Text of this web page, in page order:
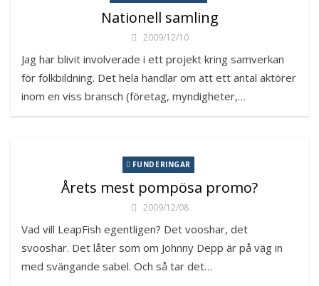
Nationell samling
2009/12/10
Jag har blivit involverade i ett projekt kring samverkan
för folkbildning. Det hela handlar om att ett antal aktörer
inom en viss bransch (företag, myndigheter,…
FUNDERINGAR
Årets mest pompösa promo?
2009/12/08
Vad vill LeapFish egentligen? Det vooshar, det
svooshar. Det låter som om Johnny Depp är på väg in
med svängande sabel. Och så tar det…